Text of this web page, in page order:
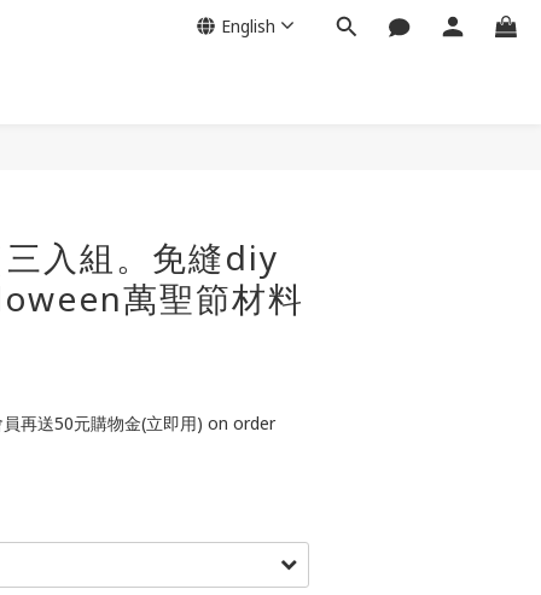
English
入組。免縫diy
萬聖節材料
再送50元購物金(立即用) on order